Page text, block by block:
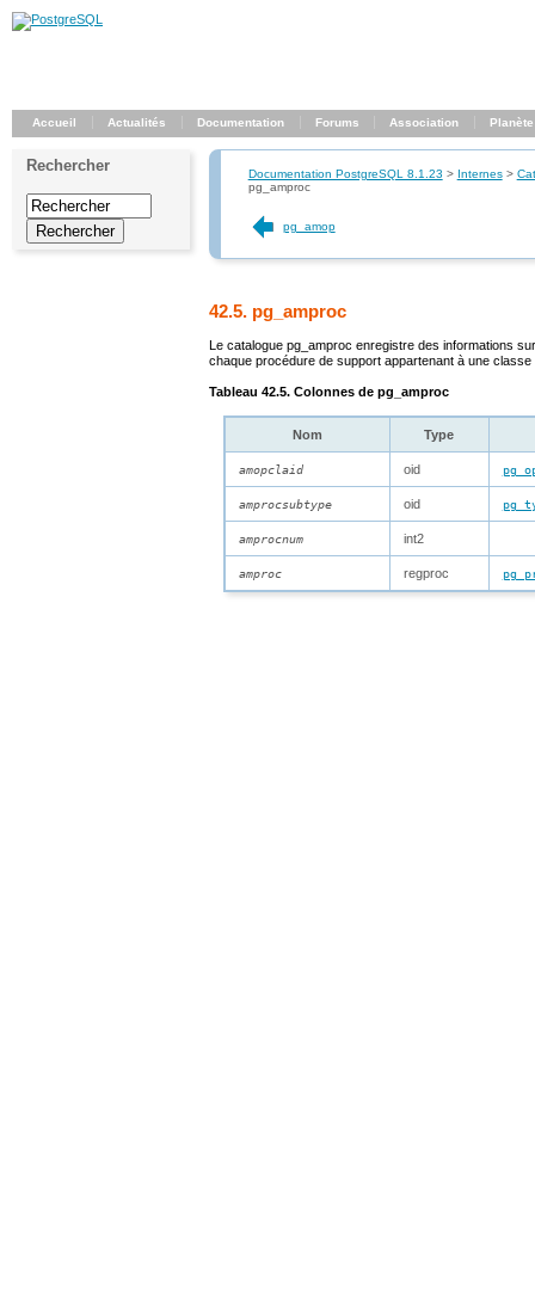
Accueil Actualités Documentation Forums Association Planète
Rechercher Documentation PostgreSQL 8.1.23 > Internes>
pg_amproc
pg_amop
42.5. pg_amproc
Le catalogue pg_amproc enregistre des informations
chaque procédure de support appartenant à une classe
Tableau 42.5. Colonnes de pg_amproc
Nom Type
amopclaid oid
amprocsubtype oid
amprocnum int2
amproc regproc